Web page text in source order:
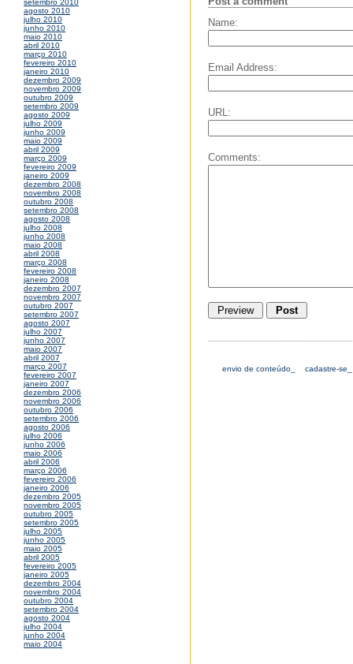
setembro 2010
agosto 2010
julho 2010
junho 2010
maio 2010
abril 2010
março 2010
fevereiro 2010
janeiro 2010
dezembro 2009
novembro 2009
outubro 2009
setembro 2009
agosto 2009
julho 2009
junho 2009
maio 2009
abril 2009
março 2009
fevereiro 2009
janeiro 2009
dezembro 2008
novembro 2008
outubro 2008
setembro 2008
agosto 2008
julho 2008
junho 2008
maio 2008
abril 2008
março 2008
fevereiro 2008
janeiro 2008
dezembro 2007
novembro 2007
outubro 2007
setembro 2007
agosto 2007
julho 2007
junho 2007
maio 2007
abril 2007
março 2007
fevereiro 2007
janeiro 2007
dezembro 2006
novembro 2006
outubro 2006
setembro 2006
agosto 2006
julho 2006
junho 2006
maio 2006
abril 2006
março 2006
fevereiro 2006
janeiro 2006
dezembro 2005
novembro 2005
outubro 2005
setembro 2005
julho 2005
junho 2005
maio 2005
abril 2005
fevereiro 2005
janeiro 2005
dezembro 2004
novembro 2004
outubro 2004
setembro 2004
agosto 2004
julho 2004
junho 2004
maio 2004
Name:
Email Address:
URL:
Comments:
envio de conteúdo_ cadastre-se_